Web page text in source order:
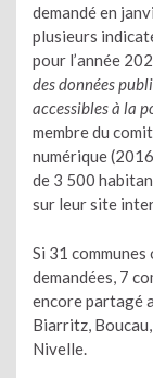
demandé en
plusieurs
pour l’année
des données
accessibles à la
membre du
numérique
de 3 500
sur leur site
Si 31
demandées, 7
encore partagé
Biarritz,
Nivelle.